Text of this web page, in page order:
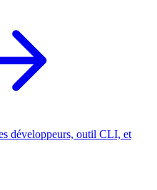
développeurs, outil CLI, et